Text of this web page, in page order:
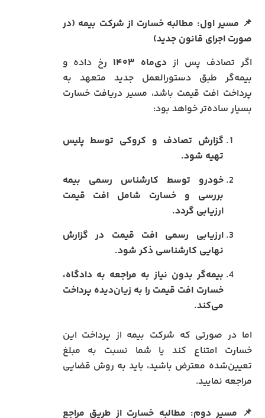
📌 مسیر اول: مطالبه خسارت از شرکت بیمه (در
صورت اجرای قانون جدید)
اگر تصادف پس از دی‌ماه ۱۴۰۳
رخ داده و
بیمه‌گر طبق دستورالعمل جدید متعهد به
پرداخت افت قیمت باشد، مسیر دریافت خسارت
بسیار ساده‌تر خواهد بود:
گزارش تصادف و کروکی توسط پلیس
تهیه شود.
خودرو توسط کارشناس رسمی بیمه
بررسی و خسارت شامل افت قیمت
ارزیابی گردد.
ارزیابی رسمی افت قیمت در گزارش
نهایی کارشناسی ذکر شود.
بیمه‌گر بدون نیاز به مراجعه به دادگاه،
خسارت افت قیمت را به زیان‌دیده پرداخت
می‌کند.
اما در صورتی که شرکت بیمه از پرداخت این
خسارت امتناع کند یا شما نسبت به مبلغ
تعیین‌شده معترض باشید، باید به روش قضایی
مراجعه نمایید.
📌 مسیر دوم: مطالبه خسارت از طریق مراجع